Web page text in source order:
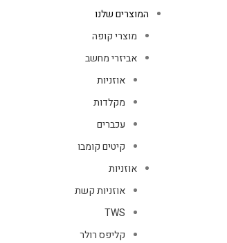
המוצרים שלנו
מוצרי קופה
אביזרי מחשב
אוזניות
מקלדות
עכברים
קיטים קומבו
אוזניות
אוזניות קשת
TWS
קליפס רולר